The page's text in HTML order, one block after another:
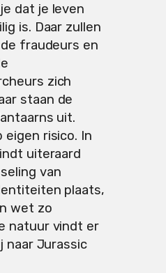
dat je leven
is. Daar zullen
fraudeurs en
zich
staan de
uit.
risico. In
uiteraard
van
plaats,
wet zo
natuur vindt er
naar Jurassic